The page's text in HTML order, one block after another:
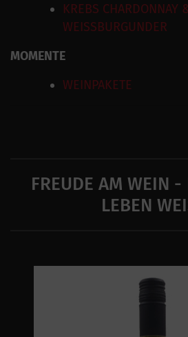
KREBS CHARDONNAY
WEISSBURGUNDER
MOMENTE
WEINPAKETE
FREUDE AM WEIN -
LEBEN